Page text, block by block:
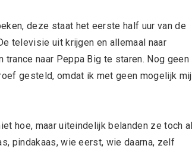
deze staat het eerste half uur van de
televisie uit krijgen en allemaal naar
naar Peppa Big te staren. Nog geen
gesteld, omdat ik met geen mogelijk
hoe, maar uiteindelijk belanden ze toch
pindakaas, wie eerst, wie daarna, zelf